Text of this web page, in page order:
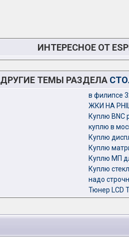
ИНТЕРЕСНОЕ ОТ
ДРУГИЕ ТЕМЫ РАЗДЕЛА
в филипсе
ЖКИ НА
Куплю
куплю в
Куплю
Куплю
Куплю МП
Куплю
надо
Тюнер LCD